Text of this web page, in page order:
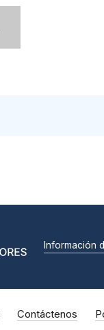
Información
Contáctenos